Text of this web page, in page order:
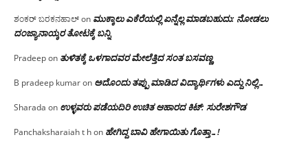
ಶಂಕರ್ ಬರಕನಹಾಲ್on ಮುಕ್ಕಾಲು ಎಕೆರೆಯಲ್ಲಿ ಏನ್ನೆಲ್ಲ‌ ಮಾಡಬಹುದು: ನೋಡಲು
ದಂಜ್ಯಾನಾಯ್ಕರ ತೋಟಕ್ಕೆ ಬನ್ನಿ
Pradeepon ತುಳಿತಕ್ಕೆ ಒಳಗಾದವರ ಮೇಲೆತ್ತಿದ ಸಂತ ಬಸವಣ್ಣ
B pradeep kumaron ಅದೊಂದು ತಪ್ಪು ಮಾಡಿದ ವಿದ್ಯಾರ್ಥಿಗಳು ಎದ್ದು ನಿಲ್ಲಿ…
Sharada on ಉಳ್ಳವರು ಪಡೆಯದಿರಿ ಉಚಿತ ಆಹಾರದ ಕಿಟ್: ಸುರೇಶಗೌಡ
Panchaksharaiah t hon ಹೇಗಿದ್ದ ಬಾವಿ ಹೇಗಾಯಿತು ಗೊತ್ತಾ…!